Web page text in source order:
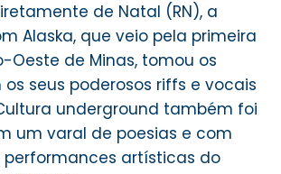
de Natal (RN), a
Alaska, que veio pela primeira
Oeste de Minas, tomou os
seus poderosos riffs e vocais
underground também foi
um varal de poesias e com
performances artísticas do